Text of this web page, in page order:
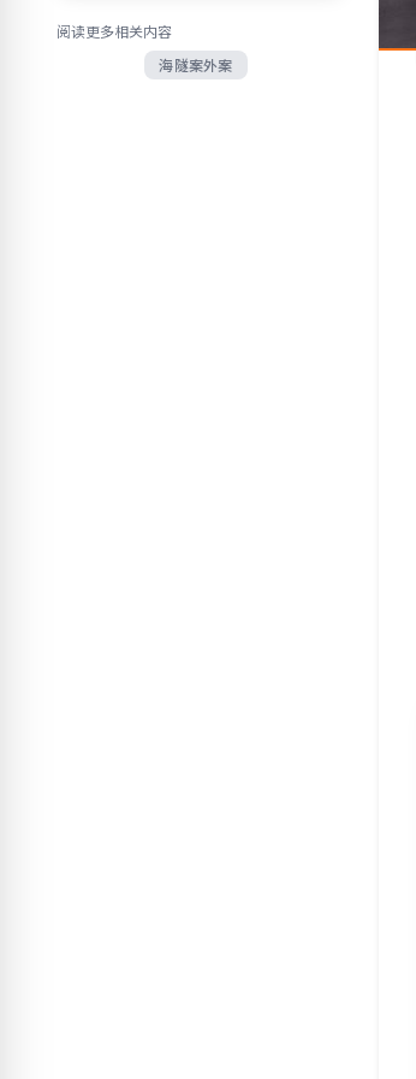
阅读更多相关内容
海隧案外案